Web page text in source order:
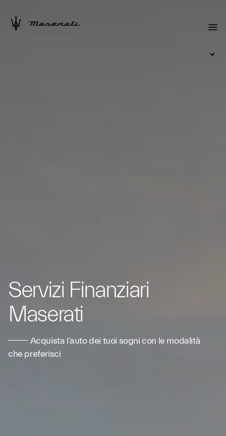
Servizi Finanziari
Maserati
Acquista l’auto dei tuoi sogni con le modalità
che preferisci